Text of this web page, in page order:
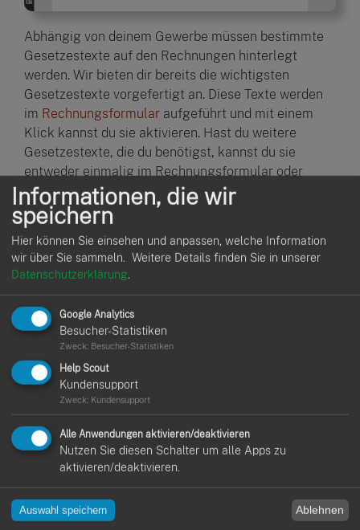
Abhängig von deinem Gewerbe müssen bestimmte
Gesetzestexte auf den Rechnungen hinterlegt
werden. Wir bieten dir bereits die wichtigsten
Gesetzestexte vorgefertigt an. Diese Texte werden
im Rechnungsformular aufgeführt und mit einem
Klick kannst du sie aktivieren. Hast du weitere
Gesetzestexte, die du benötigst, kannst du sie
entweder einmalig im Rechnungsformular oder
übergreifend hier in den Einstellungen hinzufügen.
E-Mail-Texte
Wenn du eine E-Mail an deinen Kunden versendest,
Informationen, die wir
speichern
Hier können Sie einsehen und anpassen, welche Information
wir über Sie sammeln. Weitere Details finden Sie in unserer
Datenschutzerklärung.
Google Analytics
Besucher-Statistiken
Zweck: Besucher-Statistiken
Help Scout
Kundensupport
Zweck: Kundensupport
Alle Anwendungen aktivieren/deaktivieren
Nutzen Sie diesen Schalter um alle Apps zu
aktivieren/deaktivieren.
Auswahl speichern Ablehnen